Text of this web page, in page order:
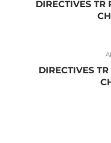
DIRECTIVES TR
DIRECTIVES